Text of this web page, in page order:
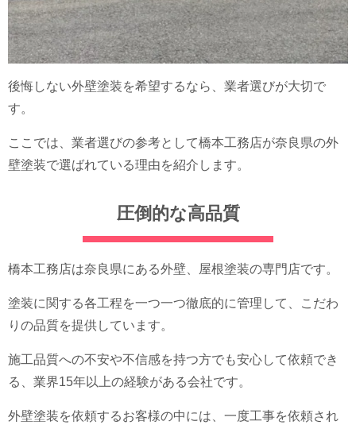
後悔しない外壁塗装を希望するなら、業者選びが大切で
す。
ここでは、業者選びの参考として橋本工務店が奈良県の外
壁塗装で選ばれている理由を紹介します。
圧倒的な高品質
橋本工務店は奈良県にある外壁、屋根塗装の専門店です。
塗装に関する各工程を一つ一つ徹底的に管理して、こだわ
りの品質を提供しています。
施工品質への不安や不信感を持つ方でも安心して依頼でき
る、業界15年以上の経験がある会社です。
外壁塗装を依頼するお客様の中には、一度工事を依頼され